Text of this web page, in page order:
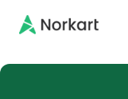
Gå til hovedinnhold